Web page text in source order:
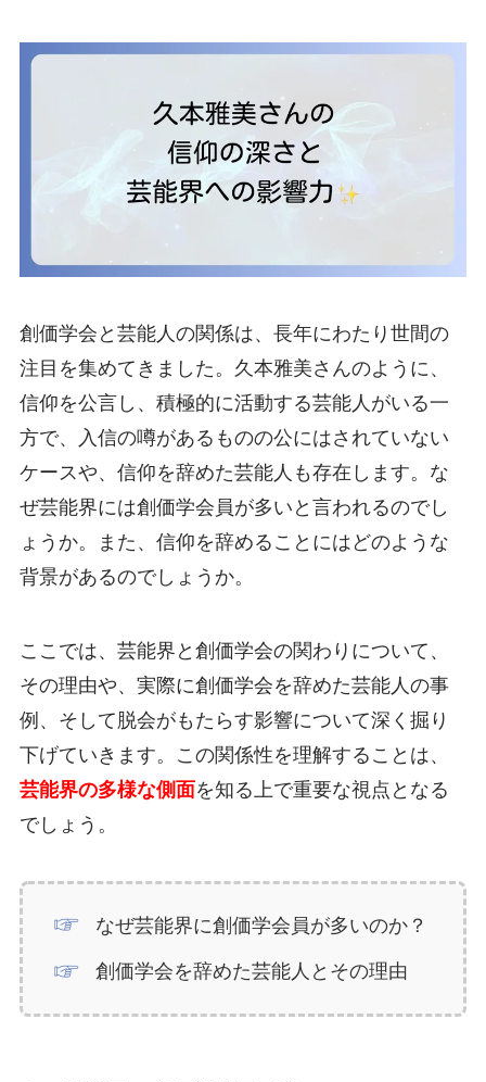
創価学会と芸能人の関係は、長年にわたり世間の
注目を集めてきました。久本雅美さんのように、
信仰を公言し、積極的に活動する芸能人がいる一
方で、入信の噂があるものの公にはされていない
ケースや、信仰を辞めた芸能人も存在します。な
ぜ芸能界には創価学会員が多いと言われるのでし
ょうか。また、信仰を辞めることにはどのような
背景があるのでしょうか。
ここでは、芸能界と創価学会の関わりについて、
その理由や、実際に創価学会を辞めた芸能人の事
例、そして脱会がもたらす影響について深く掘り
下げていきます。この関係性を理解することは、
芸能界の多様な側面を知る上で重要な視点となる
でしょう。
なぜ芸能界に創価学会員が多いのか？
創価学会を辞めた芸能人とその理由